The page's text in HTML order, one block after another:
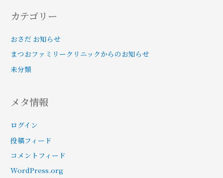
カテゴリー
おさだ お知らせ
まつおファミリークリニックからのお知らせ
未分類
メタ情報
ログイン
投稿フィード
コメントフィード
WordPress.org